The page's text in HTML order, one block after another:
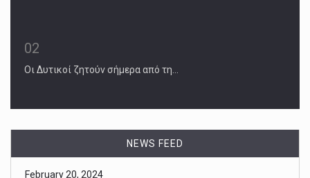
02
Οι Δυτικοί ζητούν σήμερα από τη…
NEWS FEED
The farmers are demonstrating against what they see as
an influx of Uk [...]